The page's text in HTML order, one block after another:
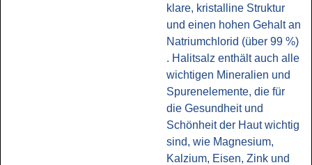
klare, kristalline Struktur
und einen hohen Gehalt an
Natriumchlorid (über 99 %)
. Halitsalz enthält auch alle
wichtigen Mineralien und
Spurenelemente, die für
die Gesundheit und
Schönheit der Haut wichtig
sind, wie Magnesium,
Kalzium, Eisen, Zink und